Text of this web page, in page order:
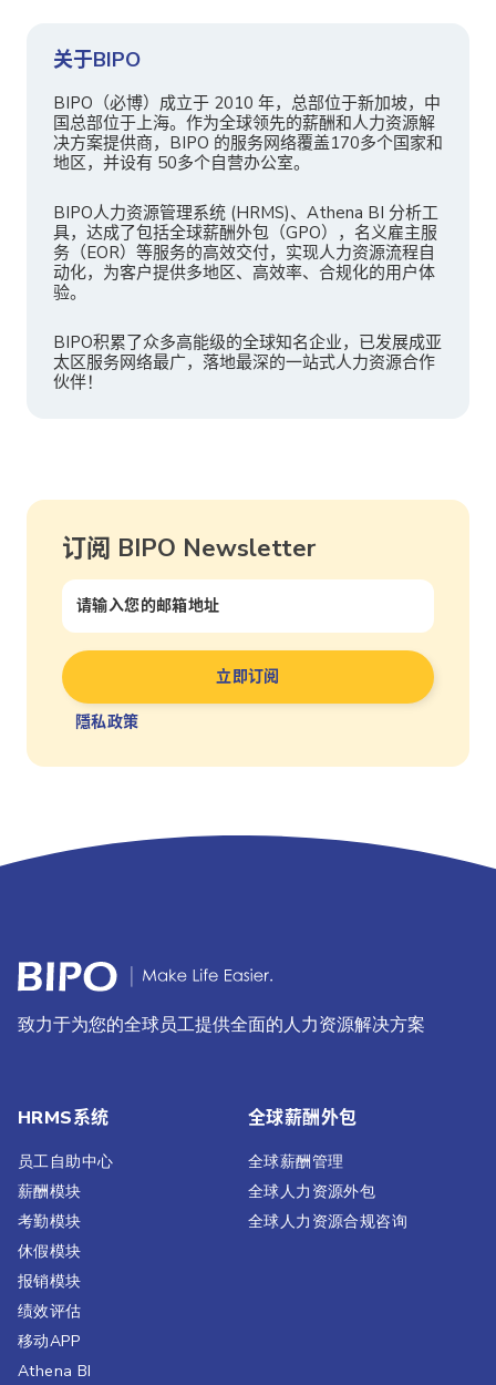
关于BIPO
BIPO（必博）成立于 2010 年，总部位于新加坡，中
国总部位于上海。作为全球领先的薪酬和人力资源解
决方案提供商，BIPO 的服务网络覆盖170多个国家和
地区，并设有 50多个自营办公室。
BIPO人力资源管理系统 (HRMS)、Athena BI 分析工
具，达成了包括全球薪酬外包（GPO），名义雇主服
务（EOR）等服务的高效交付，实现人力资源流程自
动化，为客户提供多地区、高效率、合规化的用户体
验。
BIPO积累了众多高能级的全球知名企业，已发展成亚
太区服务网络最广，落地最深的一站式人力资源合作
伙伴！
订阅 BIPO Newsletter
隱私政策
致力于为您的全球员工提供全面的人力资源解决方案
HRMS系统
员工自助中心
薪酬模块
考勤模块
休假模块
报销模块
绩效评估​
移动APP
Athena BI
全球薪酬外包
全球薪酬管理
全球人力资源外包
全球人力资源合规咨询